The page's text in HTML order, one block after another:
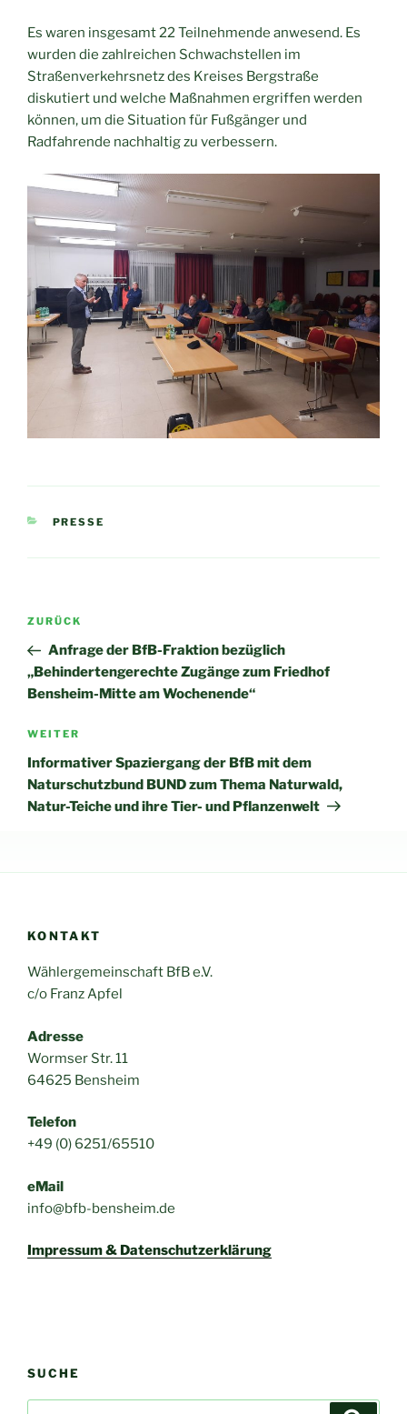
Es waren insgesamt 22 Teilnehmende anwesend. Es
wurden die zahlreichen Schwachstellen im
Straßenverkehrsnetz des Kreises Bergstraße
diskutiert und welche Maßnahmen ergriffen werden
können, um die Situation für Fußgänger und
Radfahrende nachhaltig zu verbessern.
KATEGORIEN
PRESSE
Beitragsnavigation
Vorheriger
Beitrag
ZURÜCK
Anfrage der BfB-Fraktion bezüglich
„Behindertengerechte Zugänge zum Friedhof
Bensheim-Mitte am Wochenende“
Nächster
Beitrag
WEITER
Informativer Spaziergang der BfB mit dem
Naturschutzbund BUND zum Thema Naturwald,
Natur-Teiche und ihre Tier- und Pflanzenwelt
KONTAKT
Wählergemeinschaft BfB e.V.
c/o Franz Apfel
Adresse
Wormser Str. 11
64625 Bensheim
Telefon
+49 (0) 6251/65510
eMail
info@bfb-bensheim.de
Impressum & Datenschutzerklärung
SUCHE